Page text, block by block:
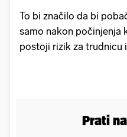
To bi značilo da bi
samo nakon počinjenja
postoji rizik za trudnicu
Prati